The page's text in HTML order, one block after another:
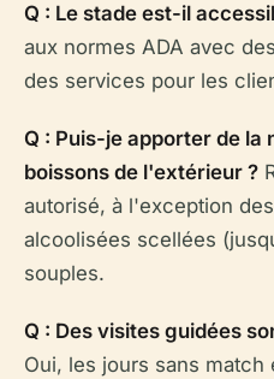
Q : Le stade est-il
aux normes ADA avec
des services pour les
Q : Puis-je apporter de la
boissons de l'extérieur ?
autorisé, à l'exception
alcoolisées scellées
souples.
Q : Des visites guidées
Oui, les jours sans